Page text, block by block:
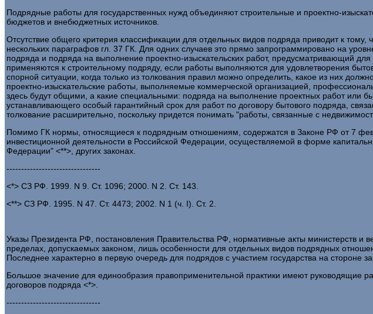
Подрядные работы для государственных нужд объединяют строительные и проектно-
бюджетов и внебюджетных источников.
Отсутствие общего критерия классификации для отдельных видов подряда приводит к
нескольких параграфов гл. 37 ГК. Для одних случаев это прямо запрограммировано на
подряда и подряда на выполнение проектно-изыскательских работ, предусматривающий
применяются к строительному подряду, если работы выполняются для удовлетворения
спорной ситуации, когда только из толкования правил можно определить, какое из них
проектно-изыскательские работы, выполняемые коммерческой организацией,
здесь будут общими, а какие специальными: подряда на выполнение проектных работ или
устанавливающего особый гарантийный срок для работ по договору бытового подряда,
толкование расширительно, поскольку придется понимать "работы, связанные с
Помимо ГК нормы, относящиеся к подрядным отношениям, содержатся в Законе РФ от 7
инвестиционной деятельности в Российской Федерации, осуществляемой в форме
Федерации" <**>, других законах.
--------------------------------
<*> СЗ РФ. 1999. N 9. Ст. 1096; 2000. N 2. Ст. 143.
<**> СЗ РФ. 1995. N 47. Ст. 4473; 2002. N 1 (ч. I). Ст. 2.
Указы Президента РФ, постановления Правительства РФ, нормативные акты министерств
пределах, допускаемых законом, лишь особенности для отдельных видов подрядных
Последнее характерно в первую очередь для подрядов с участием государства на стороне
Большое значение для единообразия правоприменительной практики имеют руководящие
договоров подряда <*>.
--------------------------------